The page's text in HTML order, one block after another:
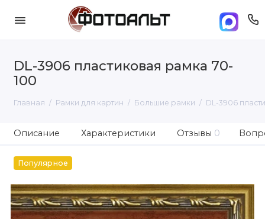
DL-3906 пластиковая рамка 70-
100
Главная Рамки для картин Большие рамки DL-3906
Описание Характеристики Отзывы 0
Популярное